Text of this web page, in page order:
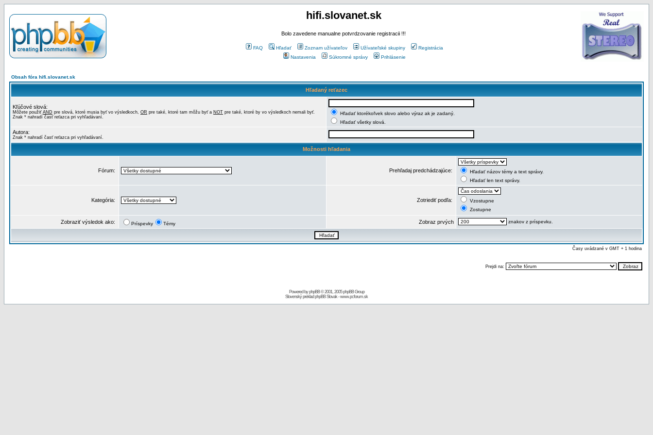
hifi.slovanet.sk
Bolo zavedene manualne potvrdzovanie registracii !!!
FAQ Hľadať Zoznam užívateľov Užívateľské skupiny
Registrácia
Nastavenia
Súkromné správy Prihlásenie
Obsah fóra hifi.slovanet.sk
Hľadaný reťazec
Kľúčové slová:
Môžete použiť AND pre slová, ktoré musia byť vo výsledkoch, OR pre také, ktoré tam môžu byť a NOT pre také, ktoré by vo výsledkoch nemali byť.
Znak * nahradí časť reťazca pri vyhľadávaní.
Hľadať ktorékoľvek slovo alebo výraz ak je zadaný.
Hľadať všetky slová.
Autora:
Znak * nahradí časť reťazca pri vyhľadávaní.
Možnosti hľadania
Fórum: Prehľadaj predchádzajúce:
Hľadať názov témy a text správy.
Hľadať len text správy.
Kategória: Zotriediť podľa:
Vzostupne
Zostupne
Zobraziť výsledok ako: Príspevky Témy Zobraz prvých znakov z príspevku.
Časy uvádzané v GMT + 1 hodina
Prejdi na:
Powered byphpBB© 2001, 2005 phpBB Group
Slovenský preklad phpBB Slovak-www.pcforum.sk